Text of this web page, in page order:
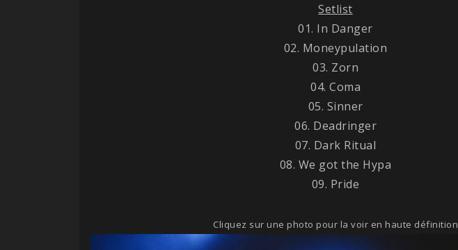
Setlist
01. In Danger
02. Moneypulation
03. Zorn
04. Coma
05. Sinner
06. Deadringer
07. Dark Ritual
08. We got the Hypa
09. Pride
Cliquez sur une photo pour la voir en haute définition